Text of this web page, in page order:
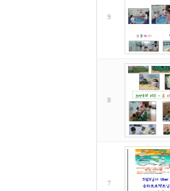
9
8
7